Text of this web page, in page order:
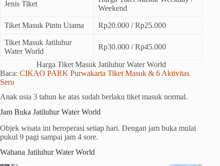
Jenis Tiket
Weekend
Tiket Masuk Pintu Utama Rp20.000 / Rp25.000
Tiket Masuk Jatiluhur
Water World
Rp30.000 / Rp45.000
Harga Tiket Masuk Jatiluhur Water World
Baca: CIKAO PARK Purwakarta Tiket Masuk & 6 Aktivitas
Seru
Anak usia 3 tahun ke atas sudah berlaku tiket masuk normal.
Jam Buka Jatiluhur Water World
Objek wisata ini beroperasi setiap hari. Dengan jam buka mulai
pukul 9 pagi sampai jam 4 sore.
Wahana Jatiluhur Water World